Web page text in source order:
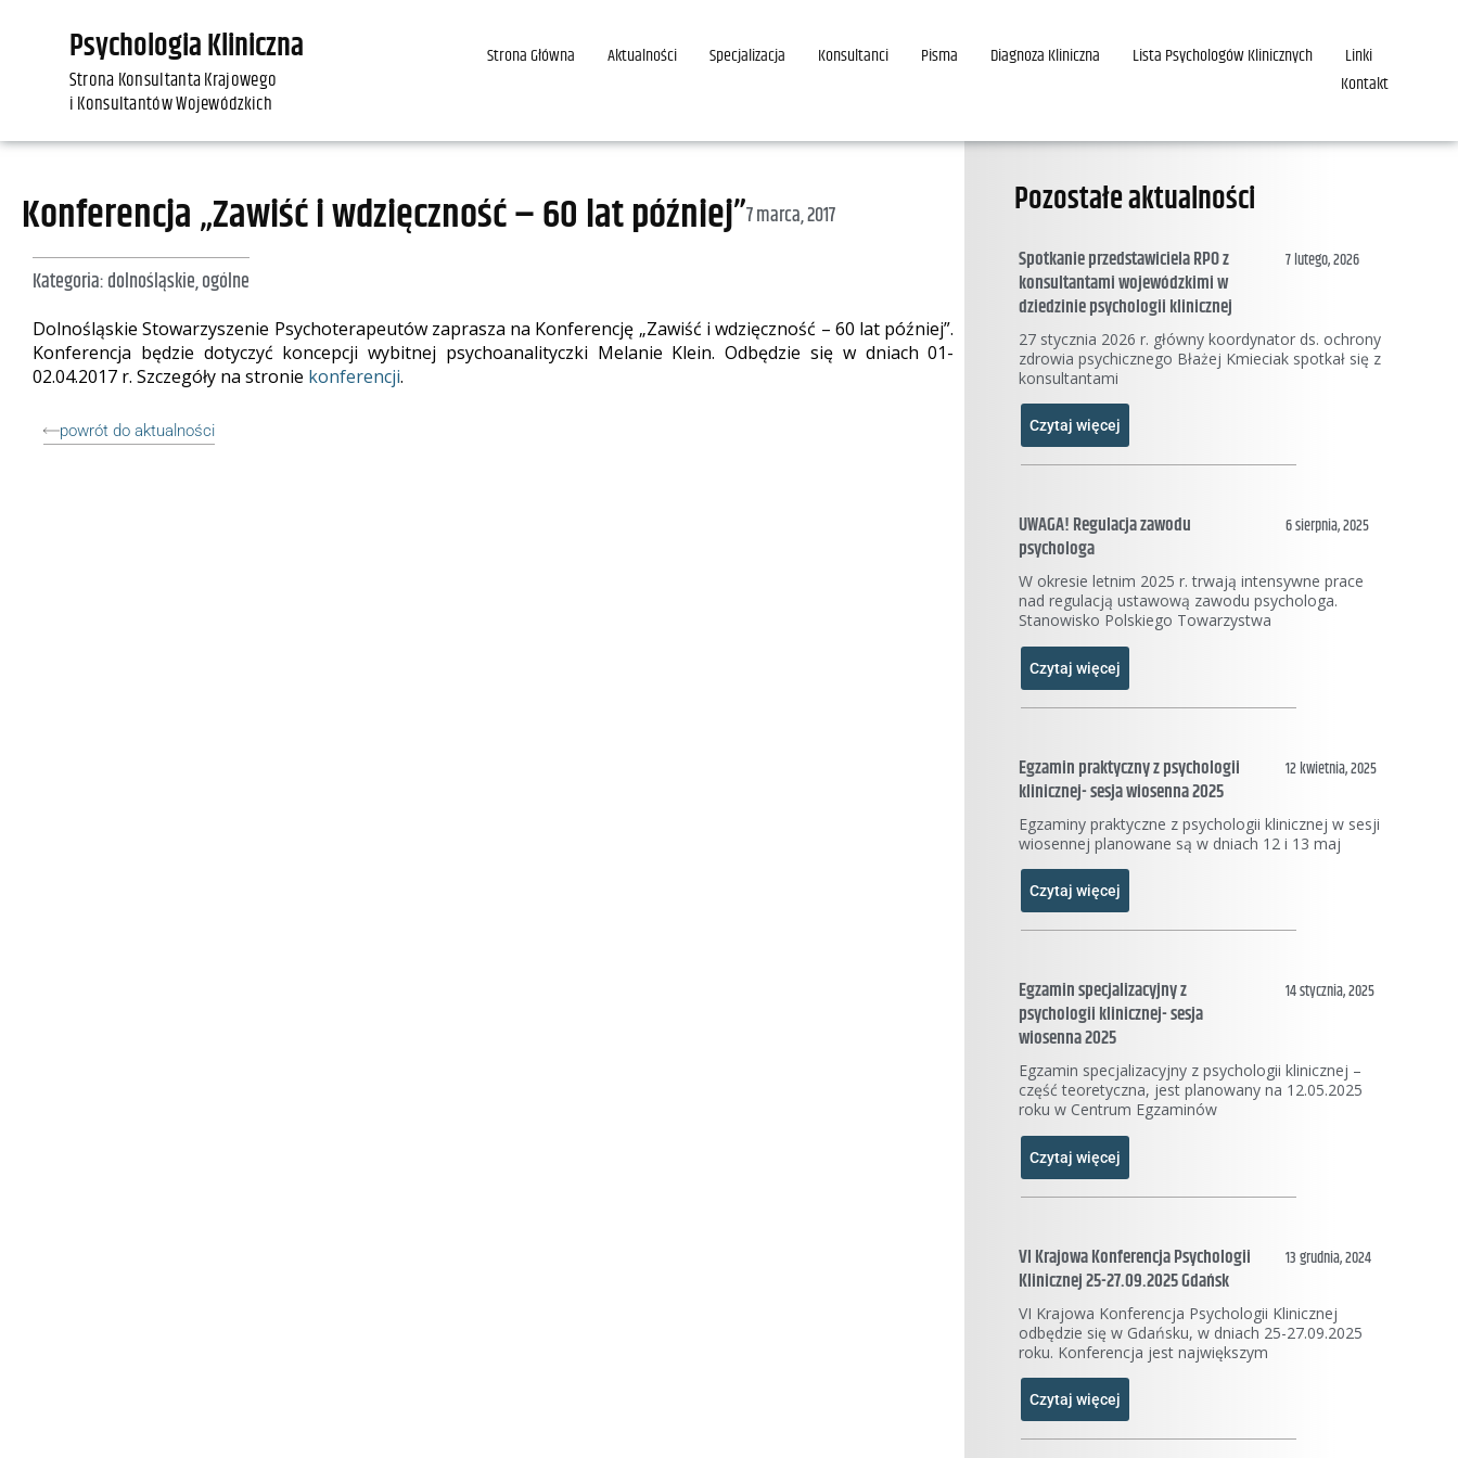
Psychologia Kliniczna
Strona Konsultanta Krajowego
i Konsultantów Wojewódzkich
Strona Główna Aktualności Specjalizacja Konsultanci Pisma Diagnoza Kliniczna Lista Psychologów Klinicznych
Linki
Kontakt
Pozostałe aktualności
Spotkanie przedstawiciela RPO z
konsultantami wojewódzkimi w
dziedzinie psychologii klinicznej
7 lutego, 2026
27 stycznia 2026 r. główny koordynator ds. ochrony
zdrowia psychicznego Błażej Kmieciak spotkał się z
konsultantami
Czytaj więcej
UWAGA! Regulacja zawodu
psychologa
6 sierpnia, 2025
W okresie letnim 2025 r. trwają intensywne prace
nad regulacją ustawową zawodu psychologa.
Stanowisko Polskiego Towarzystwa
Czytaj więcej
Egzamin praktyczny z psychologii
klinicznej- sesja wiosenna 2025
12 kwietnia, 2025
Egzaminy praktyczne z psychologii klinicznej w sesji
wiosennej planowane są w dniach 12 i 13 maj
Czytaj więcej
Egzamin specjalizacyjny z
psychologii klinicznej- sesja
wiosenna 2025
14 stycznia, 2025
Egzamin specjalizacyjny z psychologii klinicznej –
część teoretyczna, jest planowany na 12.05.2025
roku w Centrum Egzaminów
Czytaj więcej
VI Krajowa Konferencja Psychologii
Klinicznej 25-27.09.2025 Gdańsk
13 grudnia, 2024
VI Krajowa Konferencja Psychologii Klinicznej
odbędzie się w Gdańsku, w dniach 25-27.09.2025
roku. Konferencja jest największym
Czytaj więcej
Konferencja „Zawiść i wdzięczność – 60 lat później”7 marca, 2017
Kategoria:dolnośląskie,ogólne
Dolnośląskie Stowarzyszenie Psychoterapeutów zaprasza na Konferencję „Zawiść i wdzięczność – 60 lat później”.
Konferencja będzie dotyczyć koncepcji wybitnej psychoanalityczki Melanie Klein. Odbędzie się w dniach 01-
02.04.2017 r. Szczegóły na stronie konferencji.
powrót do aktualności